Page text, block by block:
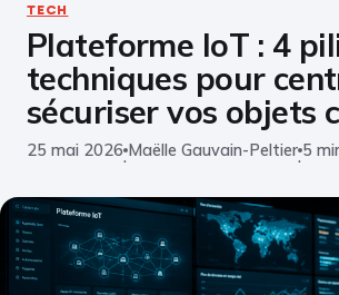
Business
Finance
Marketing
Éducation
Emploi
TECH
Plateforme IoT : 4
techniques pour
sécuriser vos objets
25 mai 2026
·
Maëlle Gauvain-Peltier
·
5